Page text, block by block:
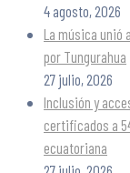
4 agosto, 2026
La música unió
por Tungurahua
27 julio, 2026
Inclusión y
certificados a
ecuatoriana